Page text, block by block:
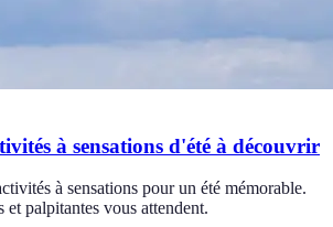
à sensations d'été à découvrir
à sensations pour un été mémorable.
et palpitantes vous attendent.